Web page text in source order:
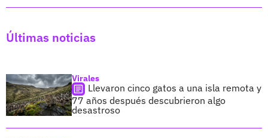
Últimas noticias
Virales
Llevaron cinco gatos a una isla remota y
77 años después descubrieron algo
desastroso